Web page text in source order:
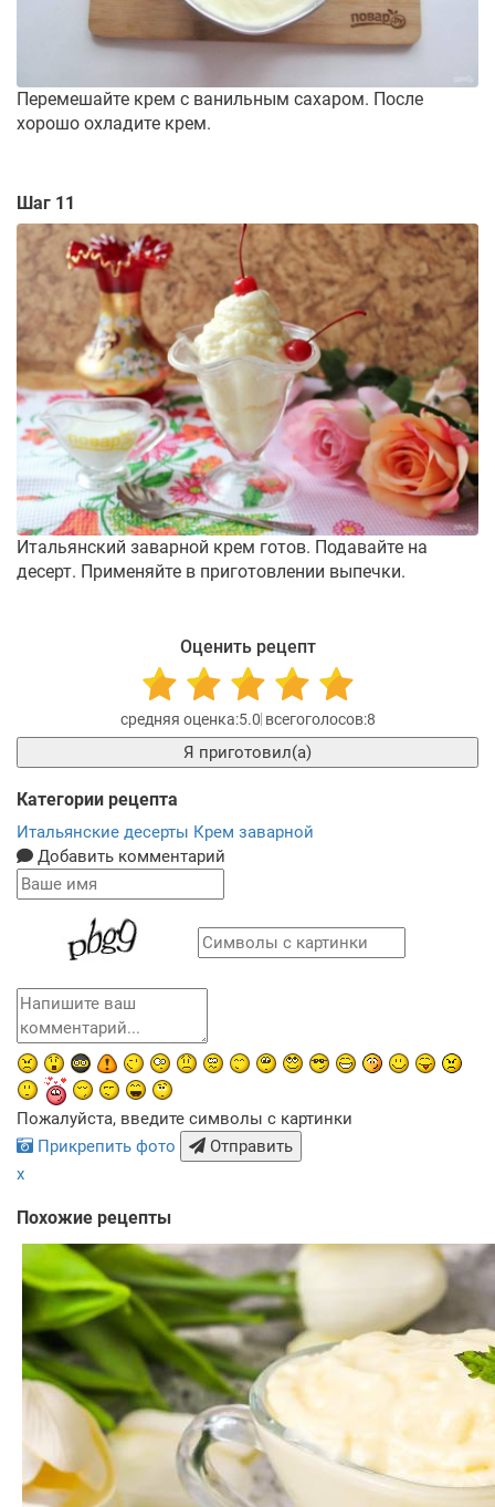
Перемешайте крем с ванильным сахаром. После
хорошо охладите крем.
Шаг 11
Итальянский заварной крем готов. Подавайте на
десерт. Применяйте в приготовлении выпечки.
Оценить рецепт
5.0 8
Я приготовил(а)
Категории рецепта
Итальянские десерты Крем заварной
Добавить комментарий
Пожалуйста, введите символы с картинки
Прикрепить фото
Отправить
x
Похожие рецепты